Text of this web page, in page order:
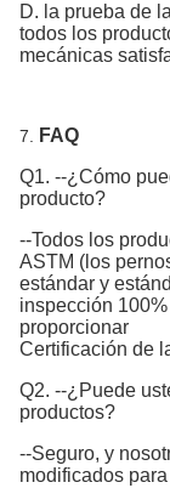
D. la prueba de
todos los
mecánicas
7. FAQ
Q1. --¿Cómo
producto?
--Todos los
ASTM (los
estándar y
inspección
proporcionar
Certificación de
Q2. --¿Puede
productos?
--Seguro, y
modificados